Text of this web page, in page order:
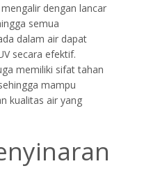
dengan lancar
semua
dalam air dapat
secara efektif.
memiliki sifat tahan
mampu
kualitas air yang